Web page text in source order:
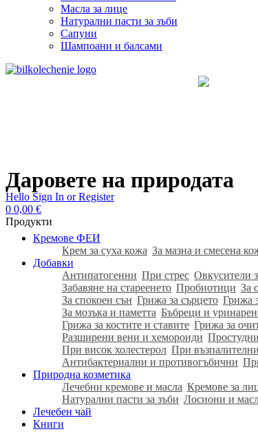
Масла за лице
Натурални пасти за зъби
Сапуни
Шампоани и балсами
Даровете на природата
Hello Sign In or Register
0 0,00 €
Продукти
Кремове ФЕИ
Крем за суха кожа За мазна и смесена
Добавки
Антипатогенни При стрес Овкусители
Забавяне на стареенето Пробиотици За
За спокоен сън Грижа за сърцето Грижа
За мозъка и паметта Бъбреци и уринарен
Грижа за костите и ставите Грижа за
Разширени вени и хемороиди
При висок холестерол При
Антибактериални и противогъбични
Природна козметика
Лечебни кремове и масла Кремове за
Натурални пасти за зъби Лосиони и
Лечебен чай
Книги